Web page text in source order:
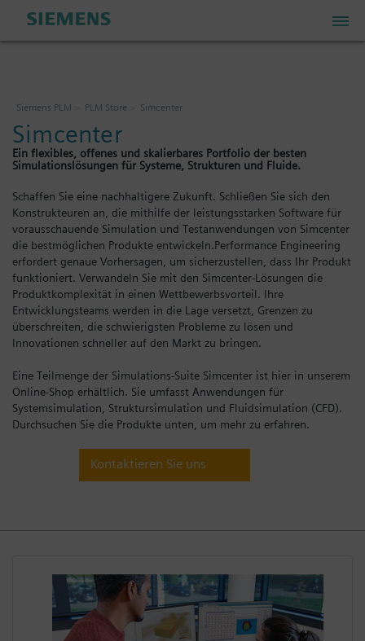
Industrial IoT Store
Industrial Edge Marketplace
Industrial Software Store
Mein Konto
Mein Warenkorb: 0 Artikel
Anmelden
Siemens PLM PLM Store Simcenter
Simcenter
Ein flexibles, offenes und skalierbares Portfolio der besten
Simulationslösungen für Systeme, Strukturen und Fluide.
Schaffen Sie eine nachhaltigere Zukunft. Schließen Sie sich den
Konstrukteuren an, die mithilfe der leistungsstarken Software für
vorausschauende Simulation und Testanwendungen von Simcenter
die bestmöglichen Produkte entwickeln.Performance Engineering
erfordert genaue Vorhersagen, um sicherzustellen, dass Ihr Produkt
funktioniert. Verwandeln Sie mit den Simcenter-Lösungen die
Produktkomplexität in einen Wettbewerbsvorteil. Ihre
Entwicklungsteams werden in die Lage versetzt, Grenzen zu
überschreiten, die schwierigsten Probleme zu lösen und
Innovationen schneller auf den Markt zu bringen.
Eine Teilmenge der Simulations-Suite Simcenter ist hier in unserem
Online-Shop erhältlich. Sie umfasst Anwendungen für
Systemsimulation, Struktursimulation und Fluidsimulation (CFD).
Durchsuchen Sie die Produkte unten, um mehr zu erfahren.
Kontaktieren Sie uns